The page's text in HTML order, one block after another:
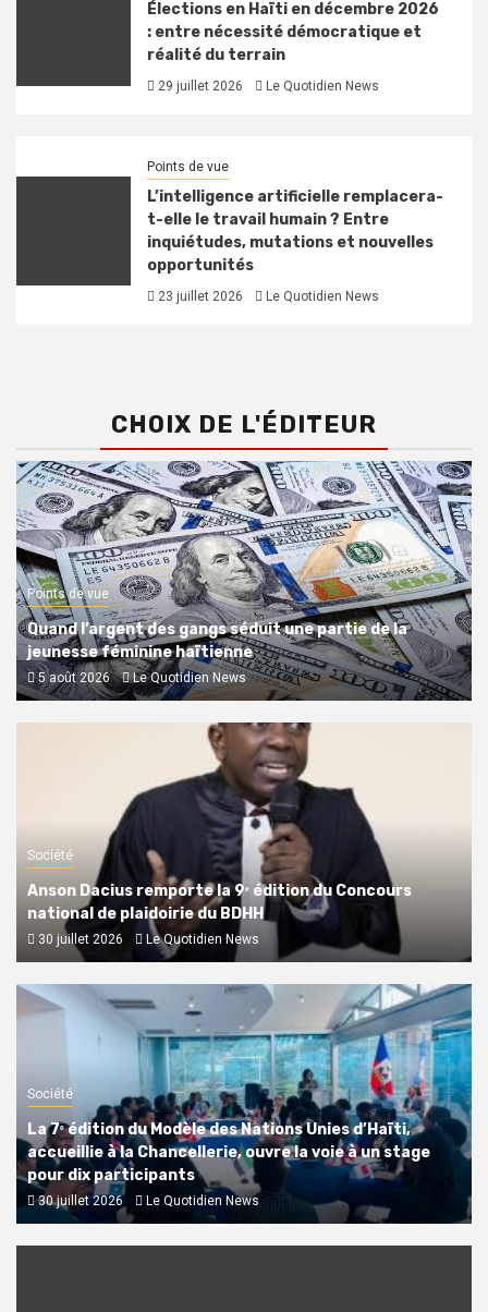
Élections en Haïti en décembre 2026
: entre nécessité démocratique et
réalité du terrain
29 juillet 2026 Le Quotidien News
Points de vue
L’intelligence artificielle remplacera-
t-elle le travail humain ? Entre
inquiétudes, mutations et nouvelles
opportunités
23 juillet 2026 Le Quotidien News
CHOIX DE L'ÉDITEUR
Points de vue
Quand l’argent des gangs séduit une partie de la
jeunesse féminine haïtienne
5 août 2026 Le Quotidien News
Société
Anson Dacius remporte la 9ᵉ édition du Concours
national de plaidoirie du BDHH
30 juillet 2026 Le Quotidien News
Société
La 7ᵉ édition du Modèle des Nations Unies d’Haïti,
accueillie à la Chancellerie, ouvre la voie à un stage
pour dix participants
30 juillet 2026 Le Quotidien News